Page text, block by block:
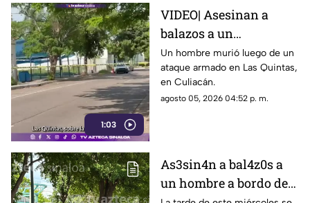
1:03
VIDEO| Asesinan a
balazos a un
automovilista en Las
Quintas, en Culiacán
Un hombre murió luego de un
ataque armado en Las Quintas,
en Culiacán.
agosto 05, 2026 04:52 p. m.
As3sin4n a bal4z0s a
un hombre a bordo de